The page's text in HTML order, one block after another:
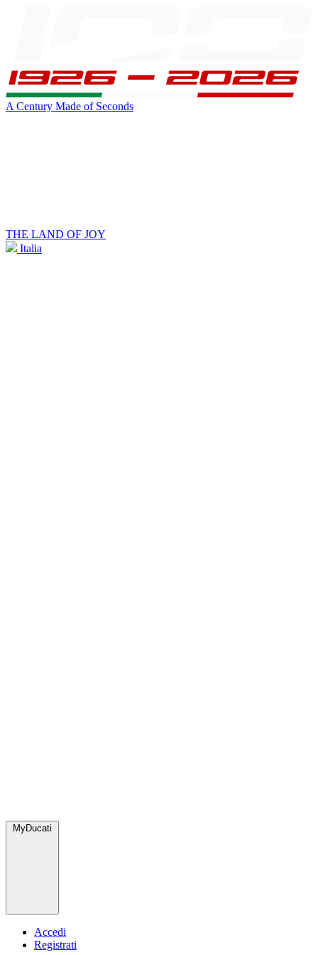
A Century Made of Seconds
THE LAND OF JOY
Italia
MyDucati
Accedi
Registrati